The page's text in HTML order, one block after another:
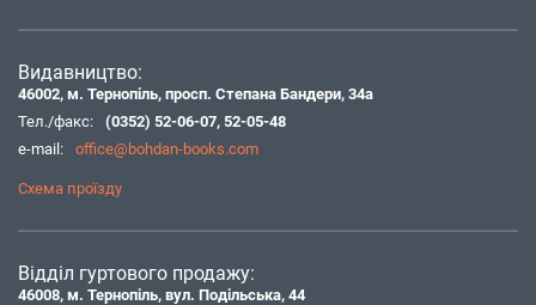
Видавництво:
46002, м. Тернопіль, просп. Степана Бандери, 34а
Тел./факс:
(0352) 52-06-07, 52-05-48
e-mail:
office@bohdan-books.com
Схема проїзду
Відділ гуртового продажу:
46008, м. Тернопіль, вул. Подільська, 44